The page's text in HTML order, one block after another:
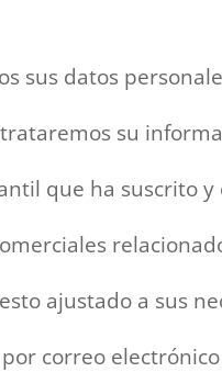
sus datos
trataremos su
que ha suscrito
ajustado a sus
correo